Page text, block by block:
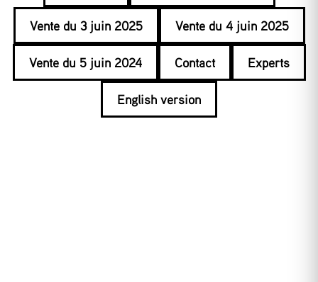
Vente du 3 juin 2025 Vente du 4 juin 2025
Vente du 5 juin 2024 Contact Experts
English version